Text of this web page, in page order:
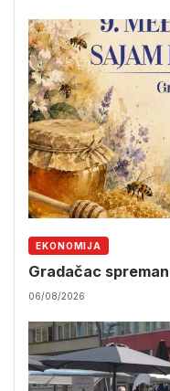
EKONOMIJA
Gradačac
06/08/2026